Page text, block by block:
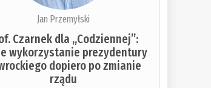
Jan Przemyłski
Czarnek dla „Codziennej”:
wykorzystanie prezydentury
dopiero po zmianie
rządu